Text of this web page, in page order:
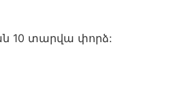
10 տարվա փորձ: